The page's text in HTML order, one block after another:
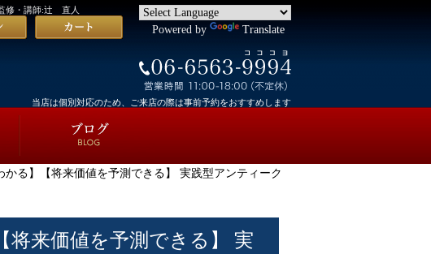
修・講師:辻 直人
Powered by Translate
当店は個別対応のため、ご来店の際は事前予約をおすすめします
る】【将来価値を予測できる】 実践型アンティーク
将来価値を予測できる】 実